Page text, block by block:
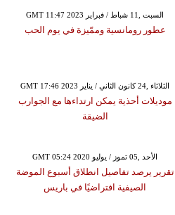
GMT 11:47 2023 السبت ,11 شباط / فبراير
عطور رومانسية وممّيزة في يوم الحب
GMT 17:46 2023 الثلاثاء ,24 كانون الثاني / يناير
موديلات أحذية يمكن ارتداءها مع الجوارب
الضيقة
GMT 05:24 2020 الأحد ,05 تموز / يوليو
تقرير يرصد تفاصيل انطلاق أسبوع الموضة
الصيفية افتراضيًا في باريس